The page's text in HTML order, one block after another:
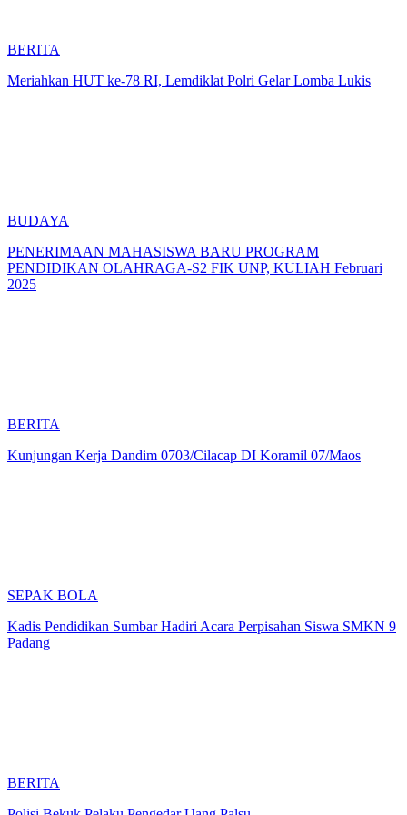
BERITA
Meriahkan HUT ke-78 RI, Lemdiklat Polri Gelar Lomba Lukis
BUDAYA
PENERIMAAN MAHASISWA BARU PROGRAM
PENDIDIKAN OLAHRAGA-S2 FIK UNP, KULIAH Februari
2025
BERITA
Kunjungan Kerja Dandim 0703/Cilacap DI Koramil 07/Maos
SEPAK BOLA
Kadis Pendidikan Sumbar Hadiri Acara Perpisahan Siswa SMKN 9
Padang
BERITA